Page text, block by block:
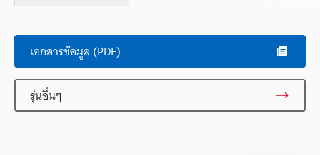
เอกสารข้อมูล (PDF)
รุ่นอื่นๆ